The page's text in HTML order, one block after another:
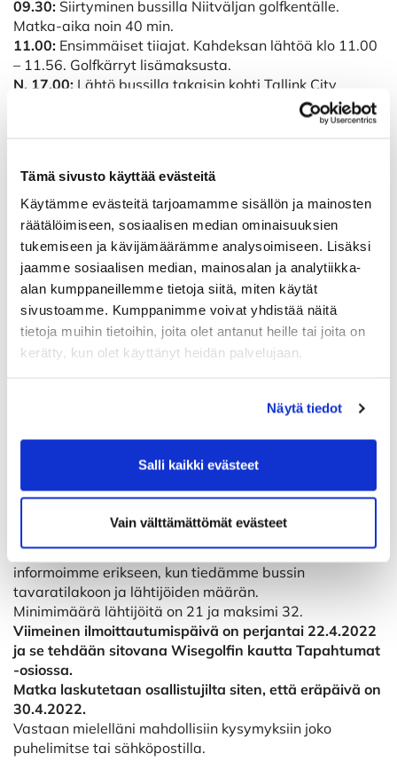
Tämä sivusto käyttää evästeitä
Käytämme evästeitä tarjoamamme sisällön ja mainosten
räätälöimiseen, sosiaalisen median ominaisuuksien
tukemiseen ja kävijämäärämme analysoimiseen. Lisäksi
jaamme sosiaalisen median, mainosalan ja analytiikka-
alan kumppaneillemme tietoja siitä, miten käytät
sivustoamme. Kumppanimme voivat yhdistää näitä
tietoja muihin tietoihin, joita olet antanut heille tai joita on
kerätty, kun olet käyttänyt heidän palvelujaan.
Näytä tiedot
Salli kaikki evästeet
Vain välttämättömät evästeet
09.30: Siirtyminen bussilla Niitväljan golfkentälle.
Matka-aika noin 40 min.
11.00: Ensimmäiset tiiajat. Kahdeksan lähtöä klo 11.00
– 11.56. Golfkärryt lisämaksusta.
N. 17.00: Lähtö bussilla takaisin kohti Tallink City
06.45:Siirtyminen bussilla EGCC:n kentälle. Matka-aika
noin 25 min.
08.00:Ensimmäiset tiiajat. Kahdeksan lähtöä klo 08.00
– 09.10. Golfkärryt lisämaksusta.
14.45 (viim!):
Lähtö bussilla kohti Tallinkin terminaalia.
Matka-aika noin 30 min.
15.30:Lähtöselvitys.
16.30:MS Star lähtee kohti Helsinkiä. Omatoimiset
ruokailut laivalla. Ostosmahdollisuuksia aluksen
myymälöissä.
Matkan hinta:
2-hh huoneessa: 420 €/hlö.
1-hh huoneessa: 80 € lisämaksu / hlö.
Matkan hinta sisältää linja-autokuljetukset, laivaliput,
green feet ja majoituksen 2-hh aamiaisineen. Muut
ateriat eivät sisälly hintaan.
Kärryjen mukaan ottamisen mahdollisuudesta
informoimme erikseen, kun tiedämme bussin
tavaratilakoon ja lähtijöiden määrän.
Minimimäärä lähtijöitä on 21 ja maksimi 32.
Viimeinen ilmoittautumispäivä on perjantai 22.4.2022
ja se tehdään sitovana Wisegolfin kautta Tapahtumat
-osiossa.
Matka laskutetaan osallistujilta siten, että eräpäivä on
30.4.2022.
Vastaan mielelläni mahdollisiin kysymyksiin joko
puhelimitse tai sähköpostilla.